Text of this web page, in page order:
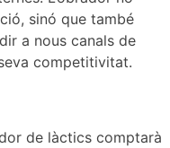
sinó que també
a nous canals de
competitivitat.
de làctics comptarà